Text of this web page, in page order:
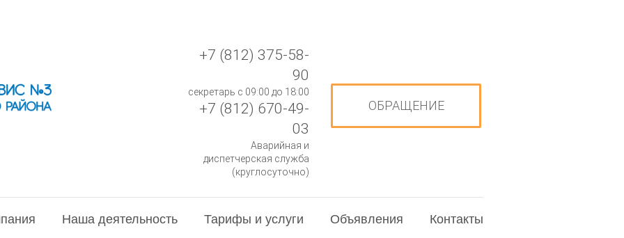
+7 (812) 375-58-
90
секретарь с 09:00 до 18:00
+7 (812) 670-49-
03
Аварийная и
диспетчерская служба
(круглосуточно)
ОБРАЩЕНИЕ
Наша деятельность Тарифы и услуги Объявления Контакты